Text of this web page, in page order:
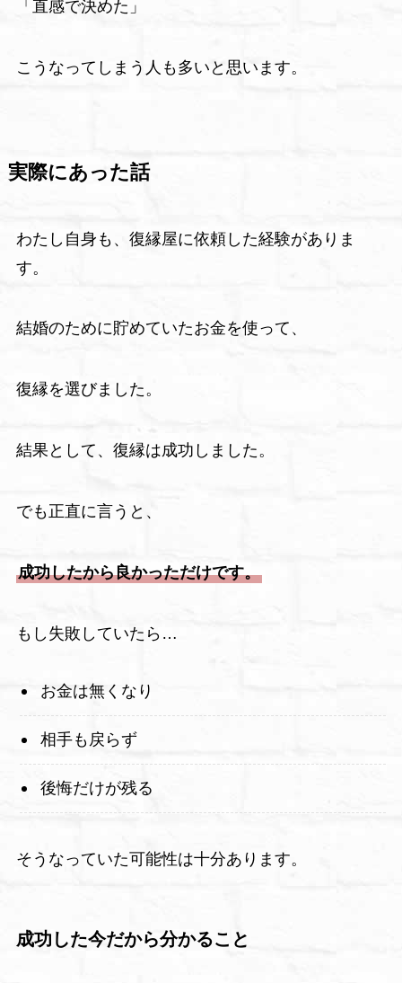
「直感で決めた」
こうなってしまう人も多いと思います。
実際にあった話
わたし自身も、復縁屋に依頼した経験がありま
す。
結婚のために貯めていたお金を使って、
復縁を選びました。
結果として、復縁は成功しました。
でも正直に言うと、
成功したから良かっただけです。
もし失敗していたら…
お金は無くなり
相手も戻らず
後悔だけが残る
そうなっていた可能性は十分あります。
成功した今だから分かること